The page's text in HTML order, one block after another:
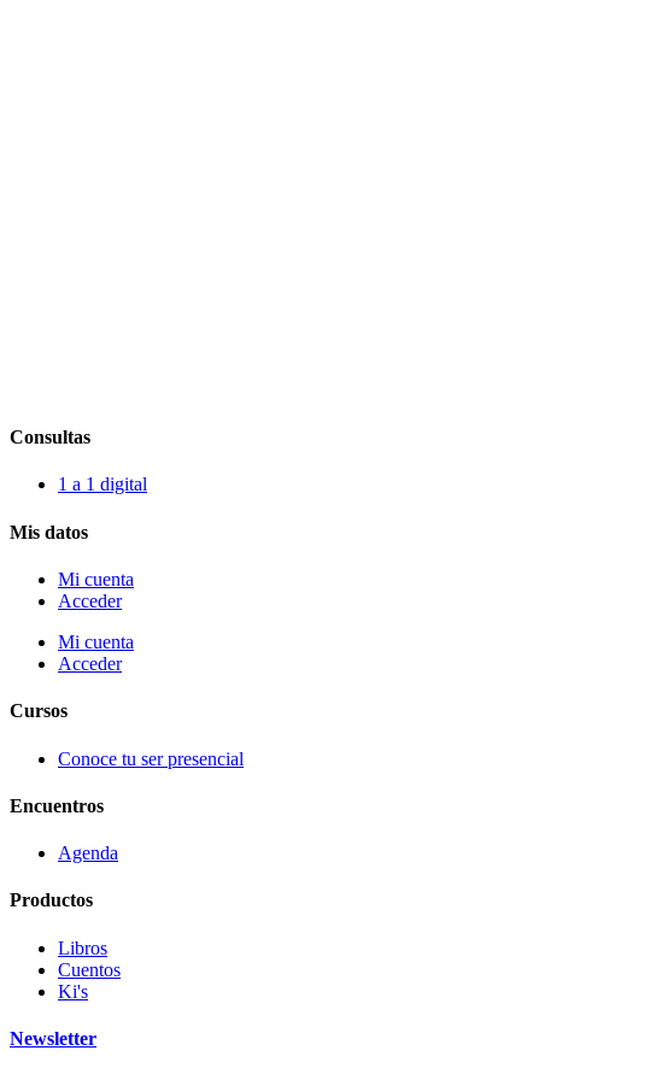
Consultas
1 a 1 digital
Mis datos
Mi cuenta
Acceder
Mi cuenta
Acceder
Cursos
Conoce tu ser presencial
Encuentros
Agenda
Productos
Libros
Cuentos
Ki's
Newsletter